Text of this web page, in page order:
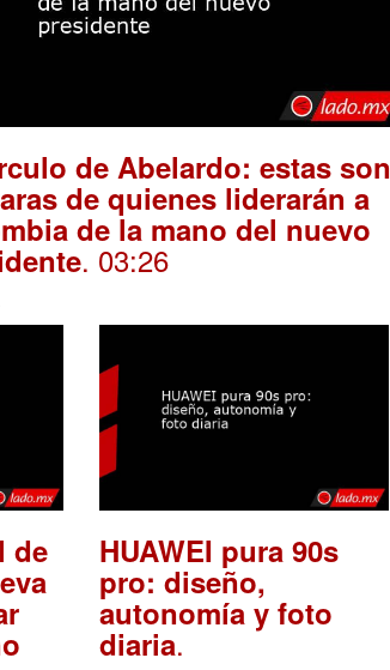
de Abelardo: estas son
de quienes liderarán a
de la mano del nuevo
. 03:26
de HUAWEI pura 90s
pro: diseño,
autonomía y foto
diaria.